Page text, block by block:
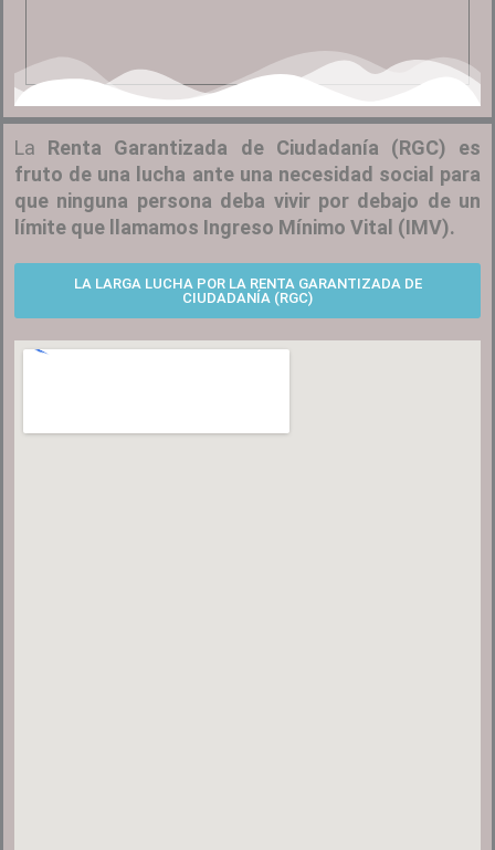
La Renta Garantizada de Ciudadanía (RGC) es
fruto de una lucha ante una necesidad social para
que ninguna persona deba vivir por debajo de un
límite que llamamos Ingreso Mínimo Vital (IMV).
LA LARGA LUCHA POR LA RENTA GARANTIZADA DE
CIUDADANÍA (RGC)